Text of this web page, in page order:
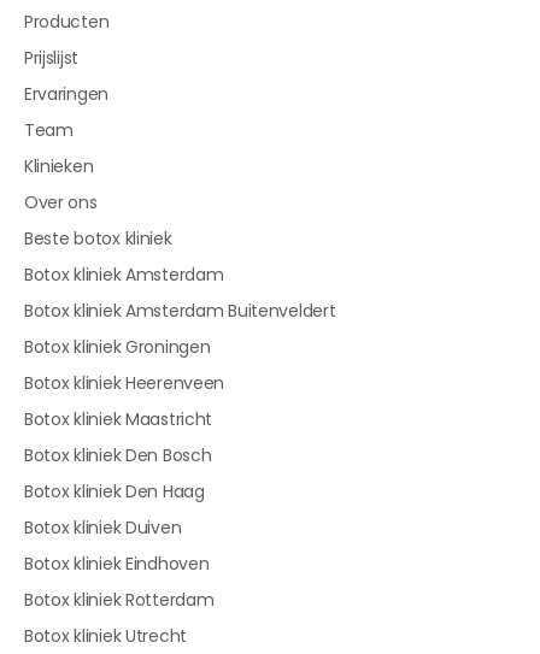
Producten
Prijslijst
Ervaringen
Team
Klinieken
Over ons
Beste botox kliniek
Botox kliniek Amsterdam
Botox kliniek Amsterdam Buitenveldert
Botox kliniek Groningen
Botox kliniek Heerenveen
Botox kliniek Maastricht
Botox kliniek Den Bosch
Botox kliniek Den Haag
Botox kliniek Duiven
Botox kliniek Eindhoven
Botox kliniek Rotterdam
Botox kliniek Utrecht